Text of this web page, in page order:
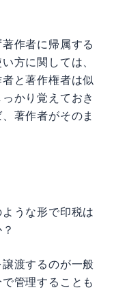
作者に帰属する
方に関しては、
と著作権者は似
かり覚えておき
著作者がそのま
うな形で印税は
渡するのが一般
管理することも